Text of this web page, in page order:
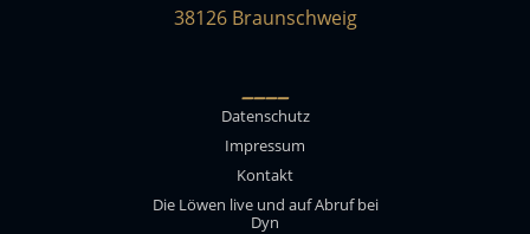
38126 Braunschweig
____
Datenschutz
Impressum
Kontakt
Die Löwen live und auf Abruf bei
Dyn